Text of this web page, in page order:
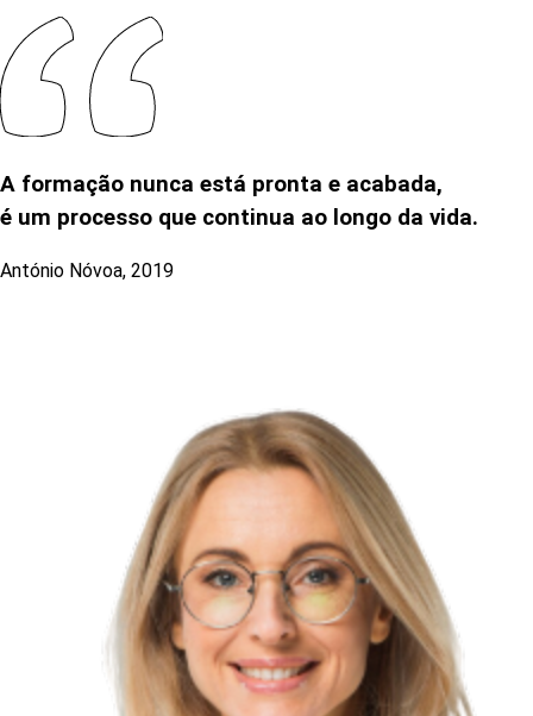
A formação nunca está pronta e acabada,
é um processo que continua ao longo da vida.
António Nóvoa, 2019